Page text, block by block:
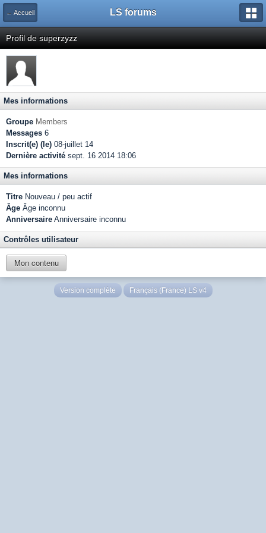
← Accueil LS forums
Profil de superzyzz
Mes informations
Groupe Members
Messages 6
Inscrit(e) (le) 08-juillet 14
Dernière activité sept. 16 2014 18:06
Mes informations
Titre Nouveau / peu actif
Âge Âge inconnu
Anniversaire Anniversaire inconnu
Contrôles utilisateur
Mon contenu
Version complète Français (France) LS v4